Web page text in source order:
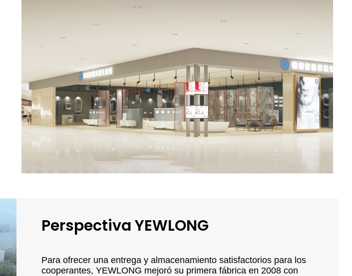
Perspectiva YEWLONG
Para ofrecer una entrega y almacenamiento satisfactorios para los
cooperantes, YEWLONG mejoró su primera fábrica en 2008 con